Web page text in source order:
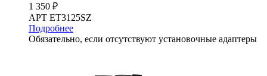
1 350 ₽
АРТ ET3125SZ
Подробнее
Обязательно, если отсутствуют установочные адаптеры